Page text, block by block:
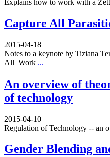
Explains how to work with a
Capture All
2015-04-18
Notes to a keynote by Tiziana
All_Work ...
An overview of
of technology
2015-04-10
Regulation of Technology -- an
Gender Blending